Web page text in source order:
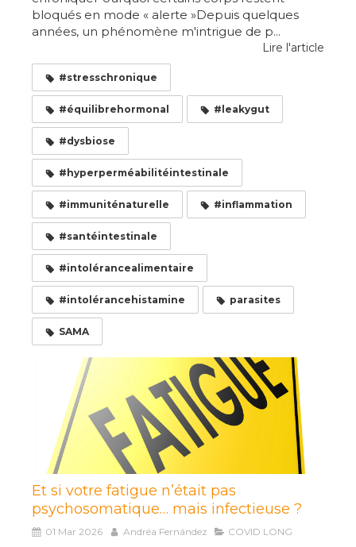
bloqués en mode « alerte »Depuis quelques
années, un phénomène m'intrigue de p...
Lire l'article
#stresschronique
#équilibrehormonal #leakygut
#dysbiose
#hyperperméabilitéintestinale
#immuniténaturelle #inflammation
#santéintestinale
#intolérancealimentaire
#intolérancehistamine parasites
SAMA
Et si votre fatigue n’était pas
psychosomatique… mais infectieuse ?
01 Mar 2026 Andréa Fernández COVID LONG